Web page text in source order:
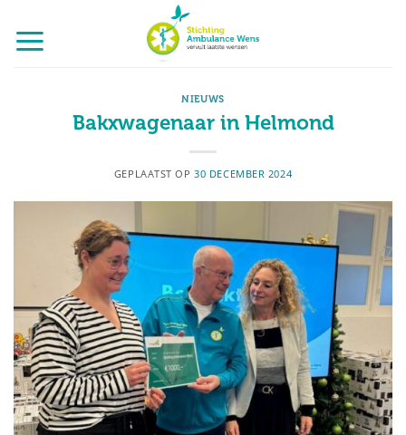
naar
inhoud
NIEUWS
Bakxwagenaar in Helmond
GEPLAATST OP30 DECEMBER 2024